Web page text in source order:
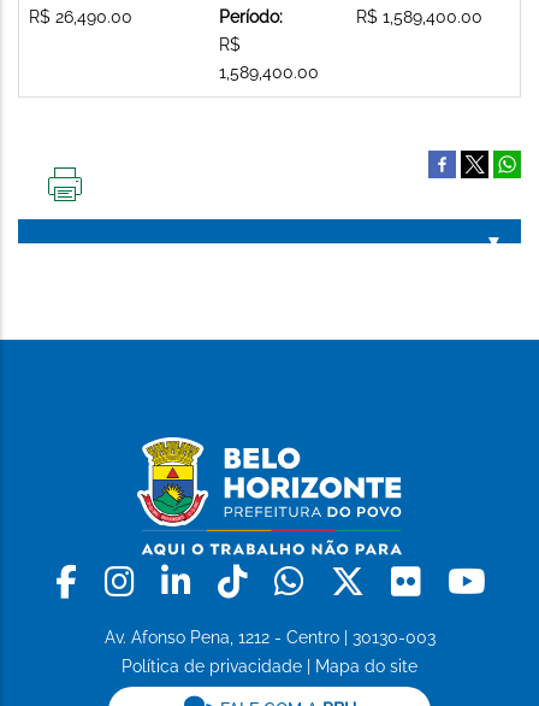
R$ 26,490.00
Período:
R$
1,589,400.00
R$ 1,589,400.00
PÁGINA
Facebook
Instagram
LinkedinTiktokWhatsapp
X Flickr
Av. Afonso Pena, 1212 - Centro | 30130-003
Política de privacidade
Mapa do site